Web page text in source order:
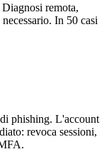
remota,
In 50 casi
phishing. L'account
revoca sessioni,